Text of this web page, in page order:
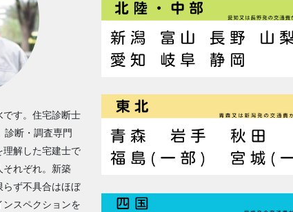
です。住宅診断士
診断・調査専門
理解した宅建士で
それぞれ。新築
らず不具合はほぼ
スペクションを